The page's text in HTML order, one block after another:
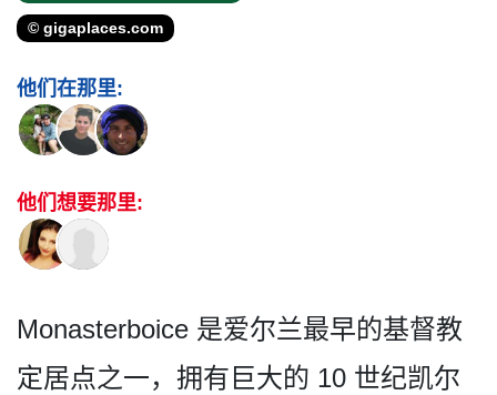
© gigaplaces.com
他们在那里:
他们想要那里:
Monasterboice 是爱尔兰最早的基督教
定居点­之一，拥有巨大的 10 世纪凯尔